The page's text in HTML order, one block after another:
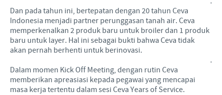
Dan pada tahun ini, bertepatan dengan 20 tahun Ceva
Indonesia menjadi partner perunggasan tanah air. Ceva
memperkenalkan 2 produk baru untuk broiler dan 1 produk
baru untuk layer. Hal ini sebagai bukti bahwa Ceva tidak
akan pernah berhenti untuk berinovasi.
.
Dalam momen Kick Off Meeting, dengan rutin Ceva
memberikan apreasiasi kepada pegawai yang mencapai
masa kerja tertentu dalam sesi Ceva Years of Service.